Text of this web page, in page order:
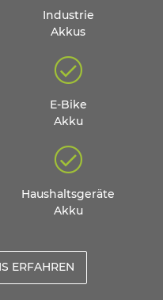
Industrie
Akkus
E-Bike
Akku
Haushaltsgeräte
Akku
ERFAHREN